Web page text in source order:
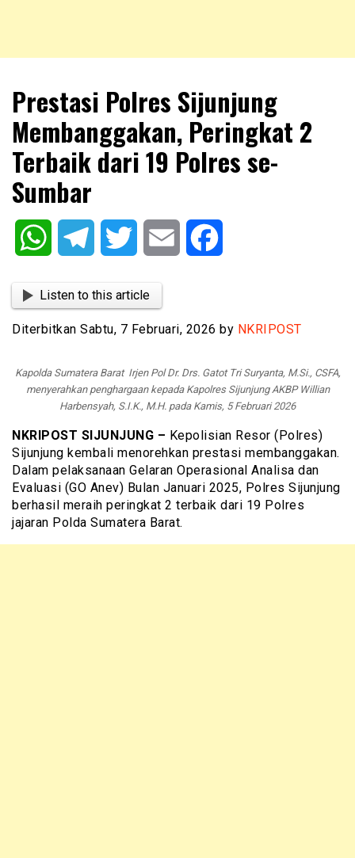
NKRIPOST
Prestasi Polres Sijunjung
Membanggakan, Peringkat 2
Terbaik dari 19 Polres se-
Sumbar
WhatsAppTelegram Twitter Email
Listen to this article
Diterbitkan Sabtu, 7 Februari, 2026 by NKRIPOST
Kapolda Sumatera Barat Irjen Pol Dr. Drs. Gatot Tri Suryanta, M.Si., CSFA,
menyerahkan penghargaan kepada Kapolres Sijunjung AKBP Willian
Harbensyah, S.I.K., M.H. pada Kamis, 5 Februari 2026
NKRIPOST SIJUNJUNG – Kepolisian Resor (Polres)
Sijunjung kembali menorehkan prestasi membanggakan.
Dalam pelaksanaan Gelaran Operasional Analisa dan
Evaluasi (GO Anev) Bulan Januari 2025, Polres Sijunjung
berhasil meraih peringkat 2 terbaik dari 19 Polres
jajaran Polda Sumatera Barat.